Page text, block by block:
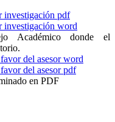
investigación pdf
investigación word
Académico donde el
del asesor word
del asesor pdf
en PDF